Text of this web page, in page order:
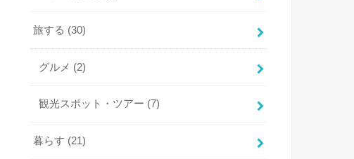
旅する (30)
グルメ (2)
観光スポット・ツアー (7)
暮らす (21)